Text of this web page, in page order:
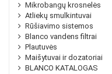
Mikrobangų krosnelės
Atliekų smulkintuvai
Rūšiavimo sistemos
Blanco vandens filtrai
Plautuvės
Maišytuvai ir dozatoriai
BLANCO KATALOGAS